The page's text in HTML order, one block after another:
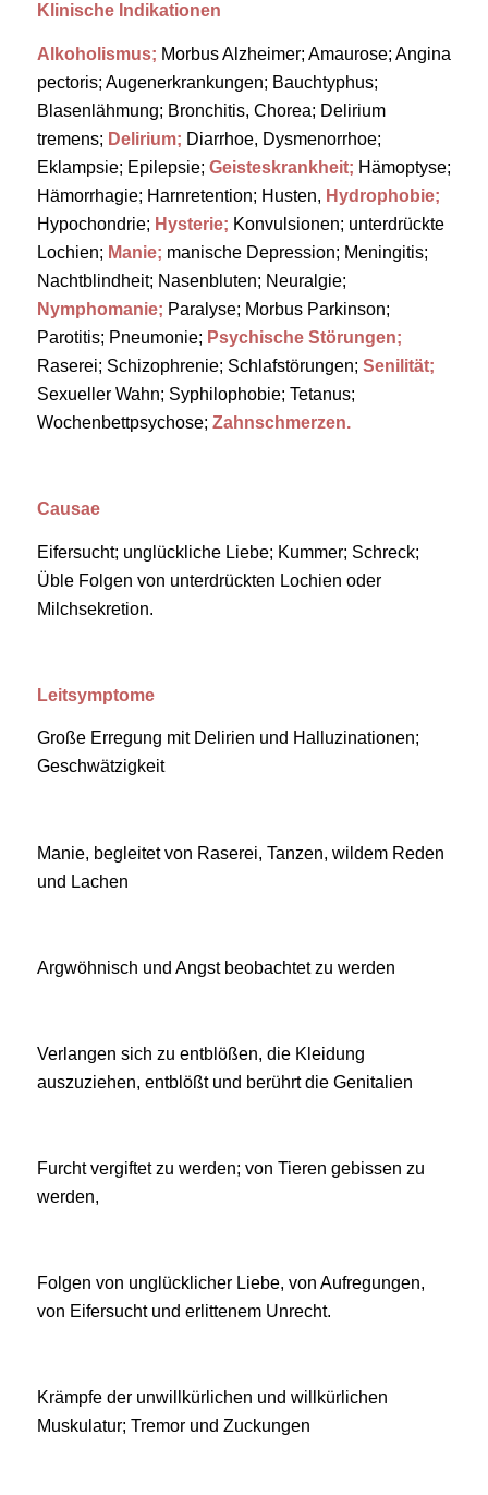
Klinische Indikationen
Alkoholismus; Morbus Alzheimer; Amaurose; Angina
pectoris; Augenerkrankungen; Bauchtyphus;
Blasenlähmung; Bronchitis, Chorea; Delirium
tremens; Delirium; Diarrhoe, Dysmenorrhoe;
Eklampsie; Epilepsie; Geisteskrankheit; Hämoptyse;
Hämorrhagie; Harnretention; Husten, Hydrophobie;
Hypochondrie; Hysterie; Konvulsionen; unterdrückte
Lochien; Manie; manische Depression; Meningitis;
Nachtblindheit; Nasenbluten; Neuralgie;
Nymphomanie; Paralyse; Morbus Parkinson;
Parotitis; Pneumonie; Psychische Störungen;
Raserei; Schizophrenie; Schlafstörungen; Senilität;
Sexueller Wahn; Syphilophobie; Tetanus;
Wochenbettpsychose; Zahnschmerzen.
Causae
Eifersucht; unglückliche Liebe; Kummer; Schreck;
Üble Folgen von unterdrückten Lochien oder
Milchsekretion.
Leitsymptome
Große Erregung mit Delirien und Halluzinationen;
Geschwätzigkeit
Manie, begleitet von Raserei, Tanzen, wildem Reden
und Lachen
Argwöhnisch und Angst beobachtet zu werden
Verlangen sich zu entblößen, die Kleidung
auszuziehen, entblößt und berührt die Genitalien
Furcht vergiftet zu werden; von Tieren gebissen zu
werden,
Folgen von unglücklicher Liebe, von Aufregungen,
von Eifersucht und erlittenem Unrecht.
Krämpfe der unwillkürlichen und willkürlichen
Muskulatur; Tremor und Zuckungen